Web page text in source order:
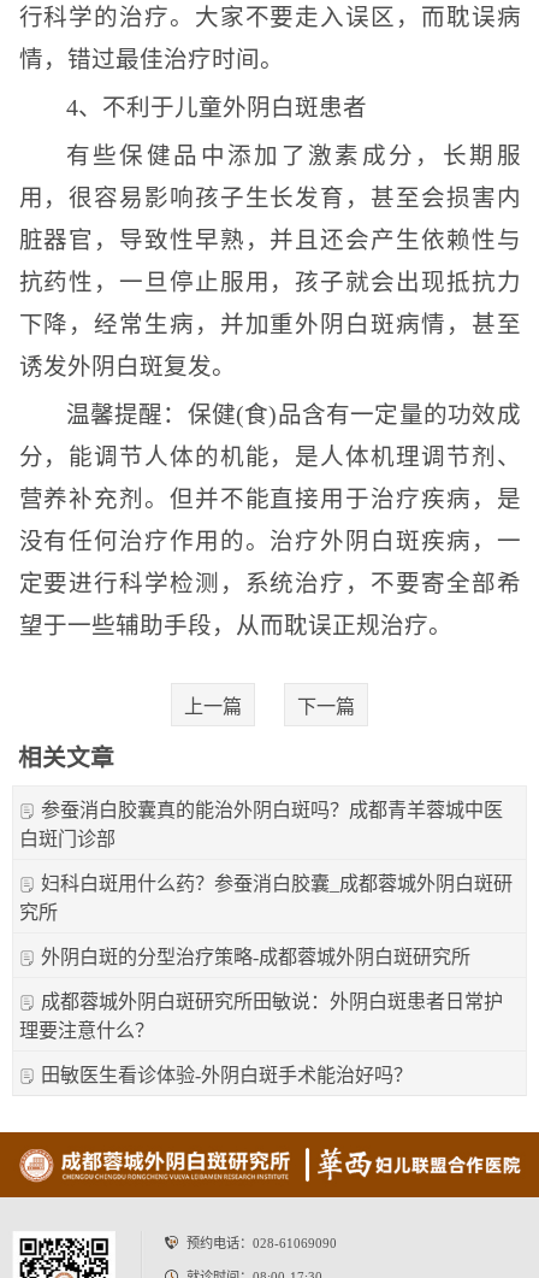
行科学的治疗。大家不要走入误区，而耽误病
情，错过最佳治疗时间。
4、不利于儿童外阴白斑患者
有些保健品中添加了激素成分，长期服
用，很容易影响孩子生长发育，甚至会损害内
脏器官，导致性早熟，并且还会产生依赖性与
抗药性，一旦停止服用，孩子就会出现抵抗力
下降，经常生病，并加重外阴白斑病情，甚至
诱发外阴白斑复发。
温馨提醒：保健(食)品含有一定量的功效成
分，能调节人体的机能，是人体机理调节剂、
营养补充剂。但并不能直接用于治疗疾病，是
没有任何治疗作用的。治疗外阴白斑疾病，一
定要进行科学检测，系统治疗，不要寄全部希
望于一些辅助手段，从而耽误正规治疗。
上一篇 下一篇
相关文章
参蚕消白胶囊真的能治外阴白斑吗？成都青羊蓉城中医
白斑门诊部
妇科白斑用什么药？参蚕消白胶囊_成都蓉城外阴白斑研
究所
外阴白斑的分型治疗策略-成都蓉城外阴白斑研究所
成都蓉城外阴白斑研究所田敏说：外阴白斑患者日常护
理要注意什么？
田敏医生看诊体验-外阴白斑手术能治好吗？
预约电话： 028-61069090